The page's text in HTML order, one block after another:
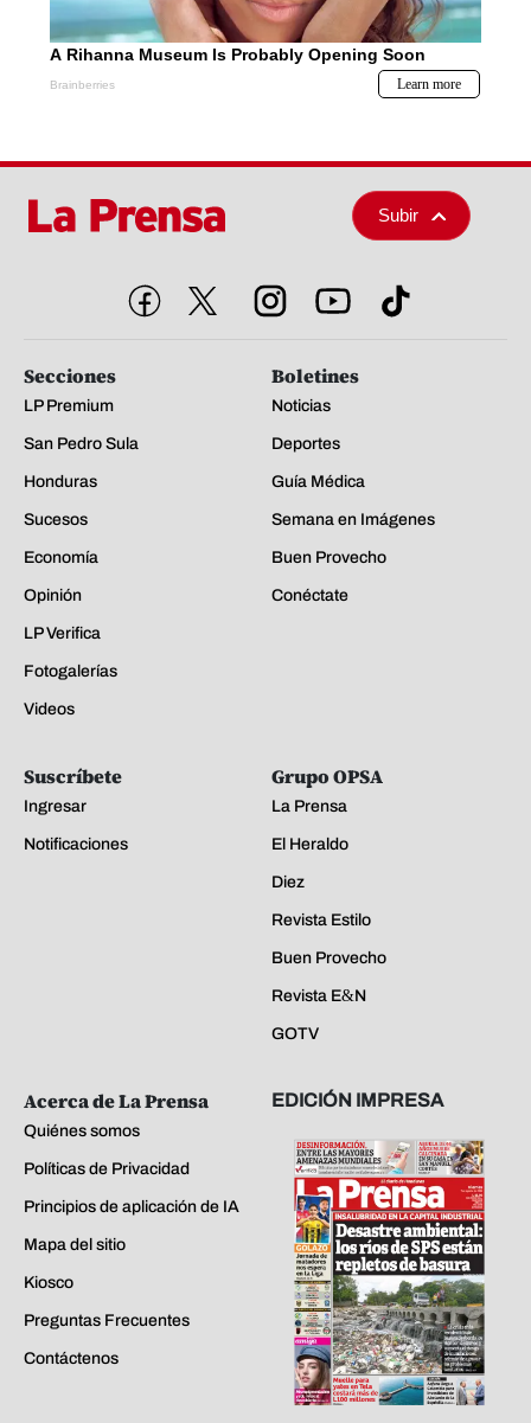
Subir
Secciones
LP Premium
San Pedro Sula
Honduras
Sucesos
Economía
Opinión
LP Verifica
Fotogalerías
Videos
Boletines
Noticias
Deportes
Guía Médica
Semana en Imágenes
Buen Provecho
Conéctate
Suscríbete
Ingresar
Notificaciones
Grupo OPSA
La Prensa
El Heraldo
Diez
Revista Estilo
Buen Provecho
Revista E&N
GOTV
Acerca de La Prensa
Quiénes somos
Políticas de Privacidad
Principios de aplicación de IA
Mapa del sitio
Kiosco
Preguntas Frecuentes
Contáctenos
EDICIÓN IMPRESA